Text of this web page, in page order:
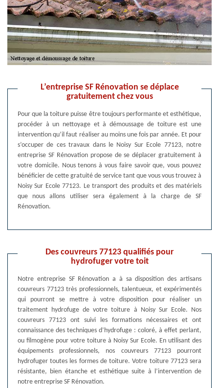
L’entreprise SF Rénovation se déplace
gratuitement chez vous
Pour que la toiture puisse être toujours performante et esthétique,
procéder à un nettoyage et à démoussage de toiture est une
intervention qu’il faut réaliser au moins une fois par année. Et pour
s’occuper de ces travaux dans le Noisy Sur Ecole 77123, notre
entreprise SF Rénovation propose de se déplacer gratuitement à
votre domicile. Nous tenons à vous faire savoir que, vous pouvez
bénéficier de cette gratuité de service tant que vous vous trouvez à
Noisy Sur Ecole 77123. Le transport des produits et des matériels
que nous allons utiliser sera également à la charge de SF
Rénovation.
Des couvreurs 77123 qualifiés pour
hydrofuger votre toit
Notre entreprise SF Rénovation a à sa disposition des artisans
couvreurs 77123 très professionnels, talentueux, et expérimentés
qui pourront se mettre à votre disposition pour réaliser un
traitement hydrofuge de votre toiture à Noisy Sur Ecole. Nos
couvreurs 77123 ont suivi les formations nécessaires et ont
connaissance des techniques d’hydrofuge : coloré, à effet perlant,
ou filmogène pour votre toiture à Noisy Sur Ecole. En utilisant des
équipements professionnels, nos couvreurs 77123 pourront
hydrofuger toutes les formes de toiture. Votre toiture 77123 sera
résistante, bien étanche et esthétique suite à l’intervention de
notre entreprise SF Rénovation.